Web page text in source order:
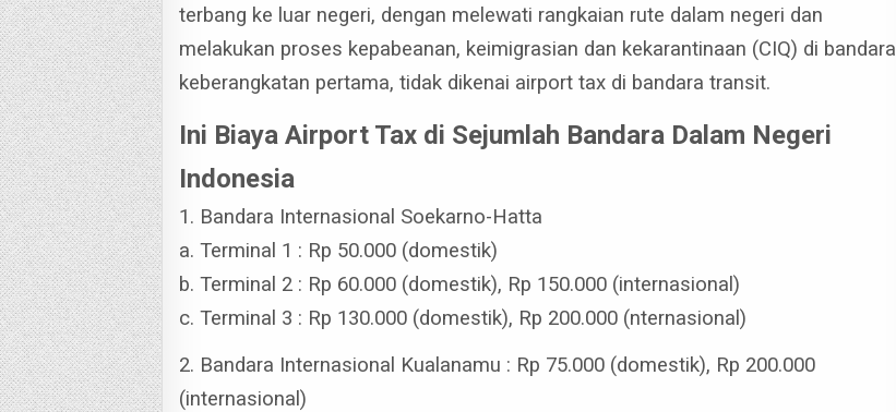
terbang ke luar negeri, dengan melewati rangkaian rute dalam negeri dan
melakukan proses kepabeanan, keimigrasian dan kekarantinaan (CIQ) di bandara
keberangkatan pertama, tidak dikenai airport tax di bandara transit.
Ini Biaya Airport Tax di Sejumlah Bandara Dalam Negeri
Indonesia
1. Bandara Internasional Soekarno-Hatta
a. Terminal 1 : Rp 50.000 (domestik)
b. Terminal 2 : Rp 60.000 (domestik), Rp 150.000 (internasional)
c. Terminal 3 : Rp 130.000 (domestik), Rp 200.000 (nternasional)
2. Bandara Internasional Kualanamu : Rp 75.000 (domestik), Rp 200.000
(internasional)